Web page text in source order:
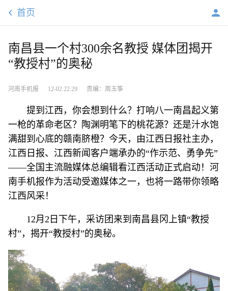
首页
南昌县一个村300余名教授 媒体团揭开
“教授村”的奥秘
河南手机报 12-02 22:29 责编：周玉筝
提到江西，你会想到什么？打响八一南昌起义第
一枪的革命老区？陶渊明笔下的桃花源？还是汁水饱
满甜到心底的赣南脐橙？今天，由江西日报社主办，
江西日报、江西新闻客户端承办的“作示范、勇争先”
——全国主流融媒体总编辑看江西活动正式启动！河
南手机报作为活动受邀媒体之一，也将一路带你领略
江西风采！
12月2日下午，采访团来到南昌县冈上镇“教授
村”，揭开“教授村”的奥秘。